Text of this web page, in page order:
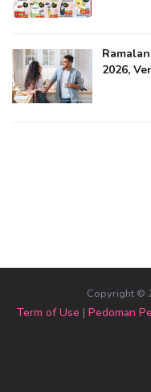
2026,
Copyright ©
Term of Use | Pedoman